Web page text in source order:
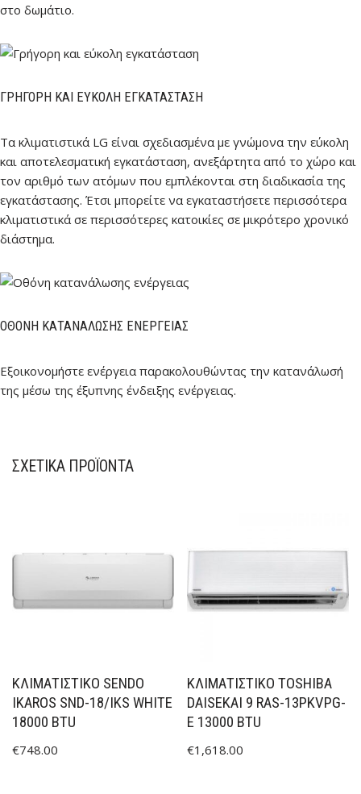
στο δωμάτιο.
ΓΡΉΓΟΡΗ ΚΑΙ ΕΎΚΟΛΗ ΕΓΚΑΤΆΣΤΑΣΗ
Τα κλιματιστικά LG είναι σχεδιασμένα με γνώμονα την εύκολη
και αποτελεσματική εγκατάσταση, ανεξάρτητα από το χώρο και
τον αριθμό των ατόμων που εμπλέκονται στη διαδικασία της
εγκατάστασης. Έτσι μπορείτε να εγκαταστήσετε περισσότερα
κλιματιστικά σε περισσότερες κατοικίες σε μικρότερο χρονικό
διάστημα.
ΟΘΌΝΗ ΚΑΤΑΝΆΛΩΣΗΣ ΕΝΈΡΓΕΙΑΣ
Εξοικονομήστε ενέργεια παρακολουθώντας την κατανάλωσή
της μέσω της έξυπνης ένδειξης ενέργειας.
ΣΧΕΤΙΚΆ ΠΡΟΪΌΝΤΑ
ΚΛΙΜΑΤΙΣΤΙΚΟ SENDO
IKAROS SND-18/IKS WHITE
18000 BTU
€748.00
ΚΛΙΜΑΤΙΣΤΙΚΟ TOSHIBA
DAISEKAI 9 RAS-13PKVPG-
E 13000 BTU
€1,618.00